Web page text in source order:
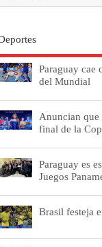
Paraguay cae
del Mundial
Anuncian que
final de la
Paraguay es
Juegos
Brasil festeja